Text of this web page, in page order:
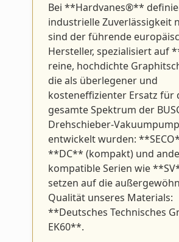
Bei **Hardvanes®**
industrielle Zuverlässigkeit
sind der führende
Hersteller, spezialisiert auf
reine, hochdichte
die als überlegener und
kosteneffizienter Ersatz für
gesamte Spektrum der
Drehschieber-
entwickelt wurden:
**DC** (kompakt) und
kompatible Serien wie
setzen auf die
Qualität unseres Materials:
**Deutsches Technisches
EK60**.